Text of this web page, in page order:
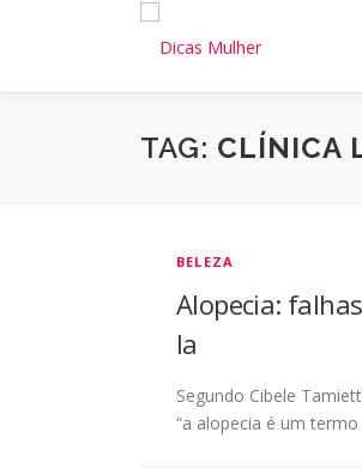
conteúdo
TAG: CLÍNICA
BELEZA
Alopecia:
la
Segundo Cibele
“a alopecia é um